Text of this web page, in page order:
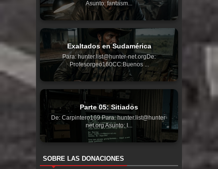
Asunto: fantasm...
Exaltados en Sudamérica
Para: hunter.list@hunter-net.orgDe:
Profesorgeo160CC:Buenos ...
Parte 05: Sitiados
De: Carpintero169 Para: hunter.list@hunter-
net.org Asunto: I...
SOBRE LAS DONACIONES